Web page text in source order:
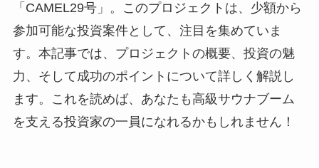
「CAMEL29号」。このプロジェクトは、少額から
参加可能な投資案件として、注目を集めていま
す。本記事では、プロジェクトの概要、投資の魅
力、そして成功のポイントについて詳しく解説し
ます。これを読めば、あなたも高級サウナブーム
を支える投資家の一員になれるかもしれません！